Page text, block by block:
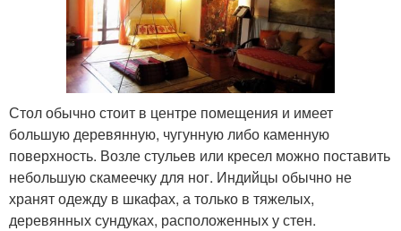
Стол обычно стоит в центре помещения и имеет
большую деревянную, чугунную либо каменную
поверхность. Возле стульев или кресел можно поставить
небольшую скамеечку для ног. Индийцы обычно не
хранят одежду в шкафах, а только в тяжелых,
деревянных сундуках, расположенных у стен.